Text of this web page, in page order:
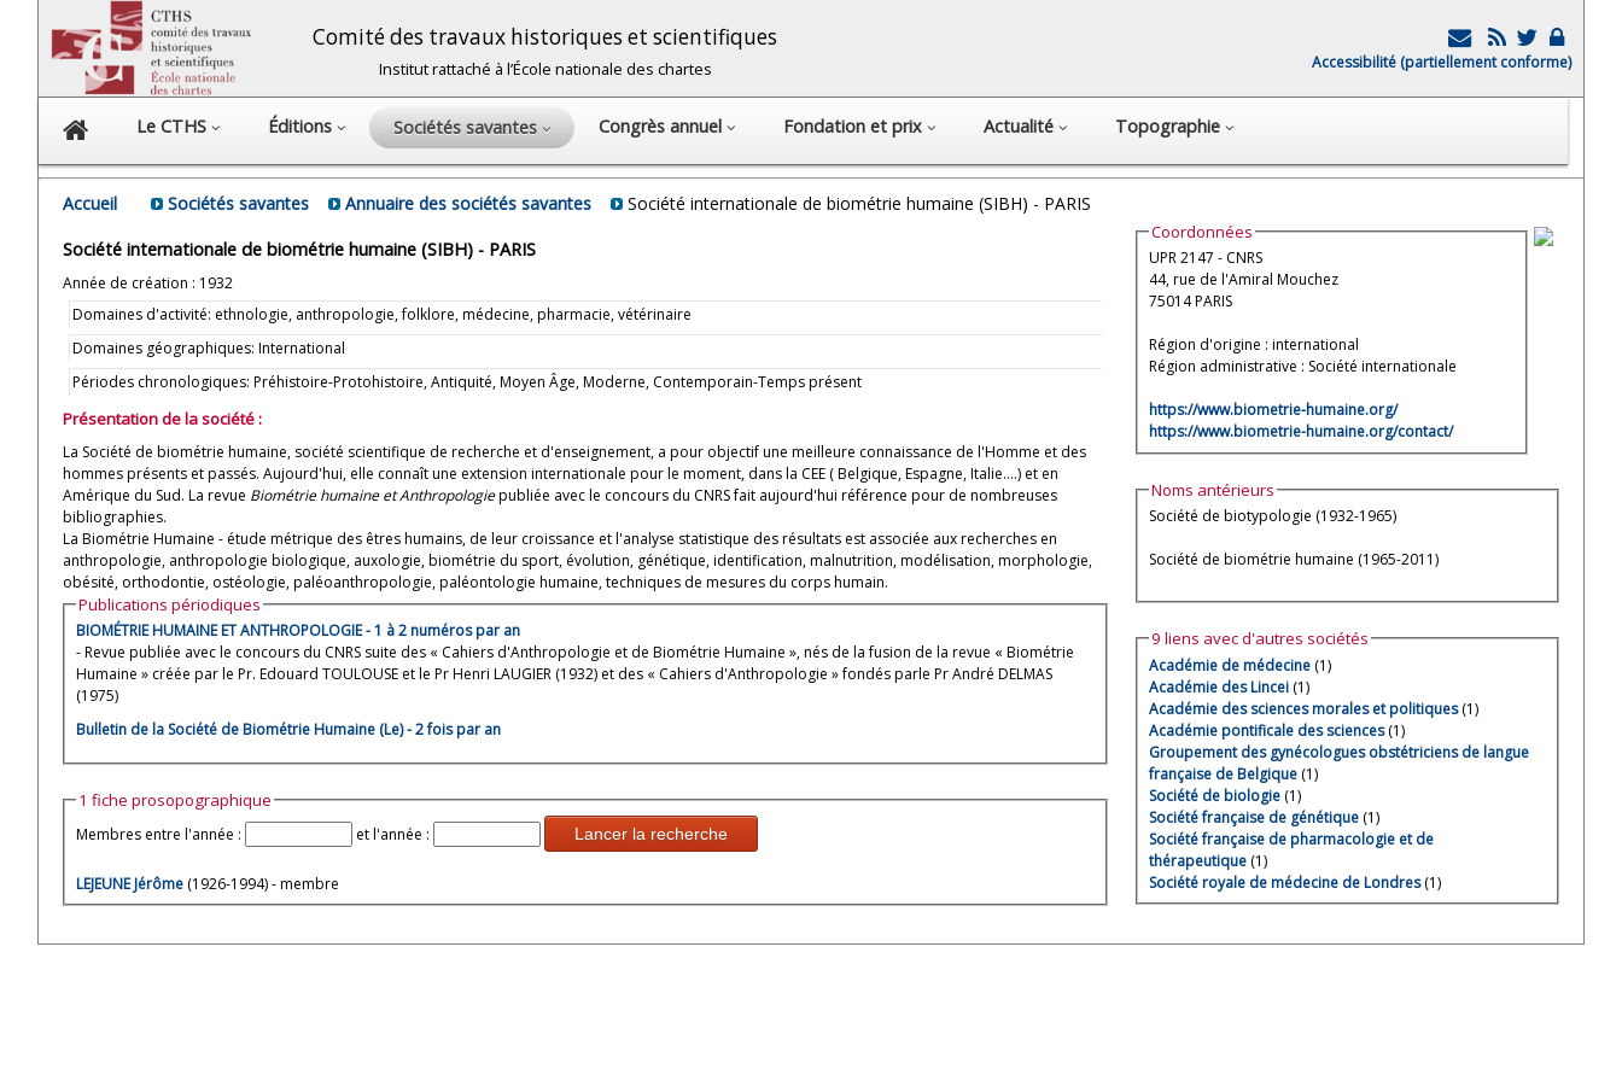
Comité des travaux historiques et scientifiques
Institut rattaché à l’École nationale des chartes Accessibilité (partiellement conforme)
Le CTHS Éditions Sociétés savantes Congrès annuel Fondation et prix Actualité Topographie
Accueil Sociétés savantes Annuaire des sociétés savantes
Société internationale de biométrie humaine (SIBH) - PARIS
Société internationale de biométrie humaine (SIBH) - PARIS
Année de création : 1932
Domaines d'activité: ethnologie, anthropologie, folklore, médecine, pharmacie, vétérinaire
Domaines géographiques: International
Périodes chronologiques: Préhistoire-Protohistoire, Antiquité, Moyen Âge, Moderne, Contemporain-Temps présent
Présentation de la société :
La Société de biométrie humaine, société scientifique de recherche et d'enseignement, a pour objectif une meilleure connaissance de l'Homme et des
hommes présents et passés. Aujourd'hui, elle connaît une extension internationale pour le moment, dans la CEE ( Belgique, Espagne, Italie....) et en
Amérique du Sud. La revue Biométrie humaine et Anthropologiepubliée avec le concours du CNRS fait aujourd'hui référence pour de nombreuses
bibliographies.
La Biométrie Humaine - étude métrique des êtres humains, de leur croissance et l'analyse statistique des résultats est associée aux recherches en
anthropologie, anthropologie biologique, auxologie, biométrie du sport, évolution, génétique, identification, malnutrition, modélisation, morphologie,
obésité, orthodontie, ostéologie, paléoanthropologie, paléontologie humaine, techniques de mesures du corps humain.
Publications périodiques
BIOMÉTRIE HUMAINE ET ANTHROPOLOGIE - 1 à 2 numéros par an
- Revue publiée avec le concours du CNRS suite des « Cahiers d'Anthropologie et de Biométrie Humaine », nés de la fusion de la revue « Biométrie
Humaine » créée par le Pr. Edouard TOULOUSE et le Pr Henri LAUGIER (1932) et des « Cahiers d'Anthropologie » fondés parle Pr André DELMAS
(1975)
Bulletin de la Société de Biométrie Humaine (Le) - 2 fois par an
1 fiche prosopographique
Membres entre l'année : et l'année : Lancer la recherche
LEJEUNE Jérôme (1926-1994) - membre
Coordonnées
UPR 2147 - CNRS
44, rue de l'Amiral Mouchez
75014 PARIS
Région d'origine : international
Région administrative : Société internationale
https://www.biometrie-humaine.org/
https://www.biometrie-humaine.org/contact/
Noms antérieurs
Société de biotypologie (1932-1965)
Société de biométrie humaine (1965-2011)
9 liens avec d'autres sociétés
Académie de médecine(1)
Académie des Lincei(1)
Académie des sciences morales et politiques(1)
Académie pontificale des sciences(1)
Groupement des gynécologues obstétriciens de langue
française de Belgique(1)
Société de biologie(1)
Société française de génétique(1)
Société française de pharmacologie et de
thérapeutique(1)
Société royale de médecine de Londres(1)